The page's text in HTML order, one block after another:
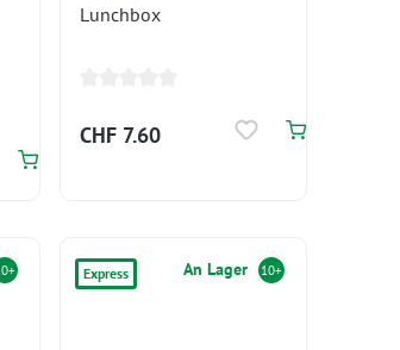
Lunchbox
CHF 7.60
Express An Lager 10+